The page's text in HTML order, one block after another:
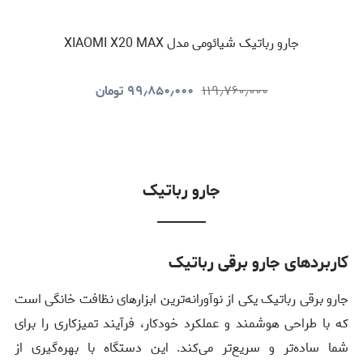
جارو رباتیک شیائومی مدل XIAOMI X20 MAX
۱۱۹٫۷۶۰٫۰۰۰ ۹۹٫۸۵۰٫۰۰۰ تومان
جارو رباتیک
کاربردهای جارو برقی رباتیک
جارو برقی رباتیک یکی از نوآورانه‌ترین ابزارهای نظافت خانگی است
که با طراحی هوشمند و عملکرد خودکار، فرآیند تمیزکاری را برای
شما ساده‌تر و سریع‌تر می‌کند. این دستگاه با بهره‌گیری از